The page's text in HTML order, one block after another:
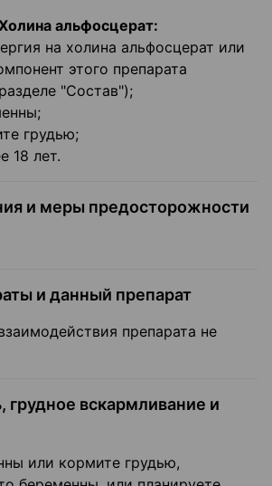
альфосцерат:
на холина альфосцерат или
этого препарата
"Состав");
грудью;
18 лет.
и меры предосторожности
и данный препарат
препарата не
грудное вскармливание и
или кормите грудью,